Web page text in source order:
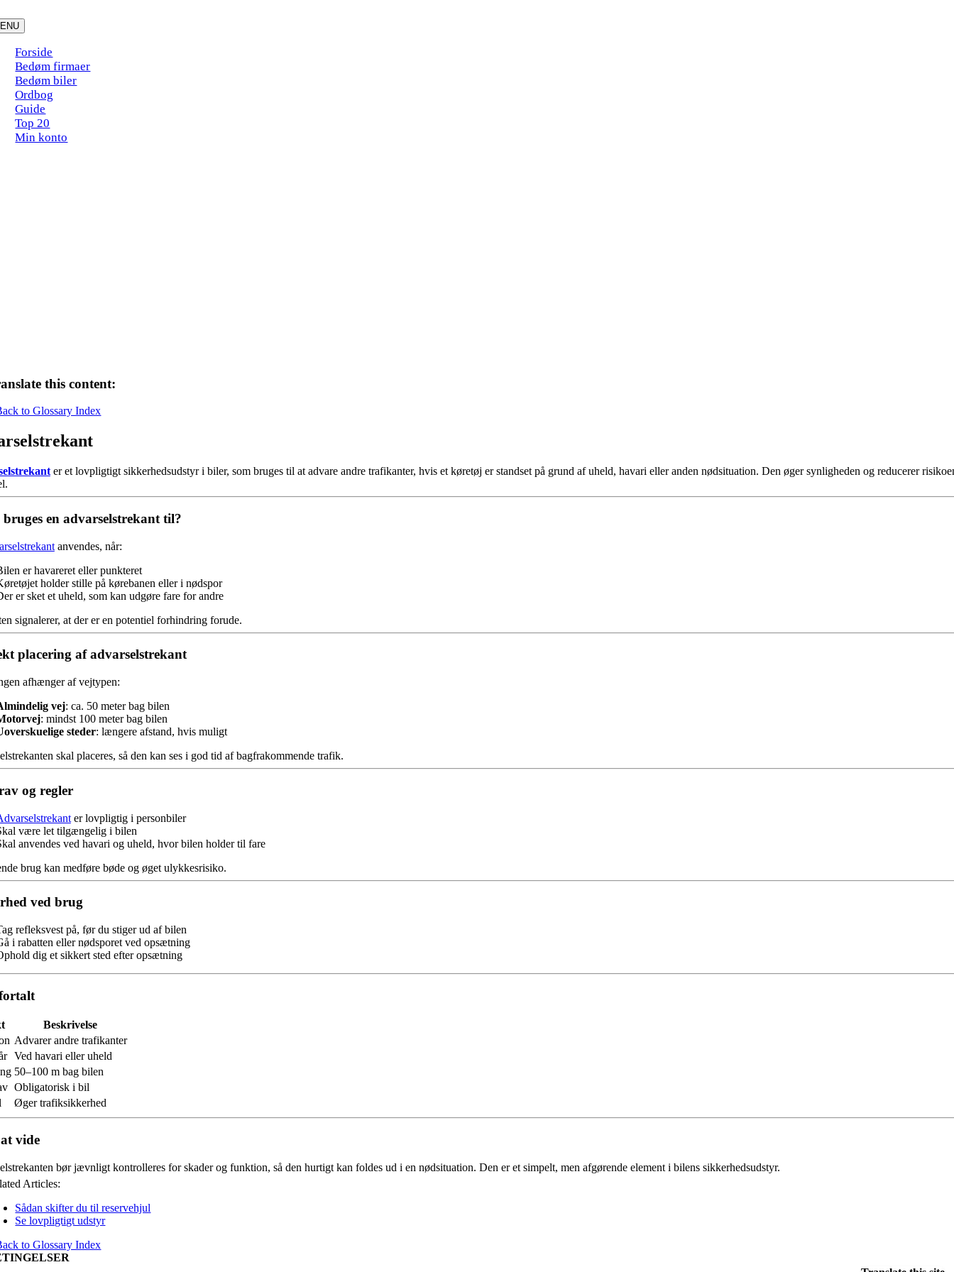
to
content
Forside
Bedøm firmaer
Bedøm biler
Ordbog
Guide
Top 20
Min konto
this content:
to Glossary Index
er et lovpligtigt sikkerhedsudstyr i biler, som bruges til at advare andre trafikanter, hvis et køretøj er standset på grund af uheld, havari eller anden nødsituation. Den øger synligheden og reducerer
en advarselstrekant til?
anvendes, når:
er havareret eller punkteret
holder stille på kørebanen eller i nødspor
er sket et uheld, som kan udgøre fare for andre
signalerer, at der er en potentiel forhindring forude.
placering af advarselstrekant
afhænger af vejtypen:
vej: ca. 50 meter bag bilen
: mindst 100 meter bag bilen
steder: længere afstand, hvis muligt
skal placeres, så den kan ses i god tid af bagfrakommende trafik.
og regler
er lovpligtig i personbiler
være let tilgængelig i bilen
anvendes ved havari og uheld, hvor bilen holder til fare
brug kan medføre bøde og øget ulykkesrisiko.
ved brug
refleksvest på, før du stiger ud af bilen
i rabatten eller nødsporet ved opsætning
dig et sikkert sted efter opsætning
Beskrivelse
Advarer andre trafikanter
Ved havari eller uheld
50–100 m bag bilen
Obligatorisk i bil
Øger trafiksikkerhed
vide
bør jævnligt kontrolleres for skader og funktion, så den hurtigt kan foldes ud i en nødsituation. Den er et simpelt, men afgørende element i bilens sikkerhedsudstyr.
Articles:
Sådan skifter du til reservehjul
Se lovpligtigt udstyr
to Glossary Index